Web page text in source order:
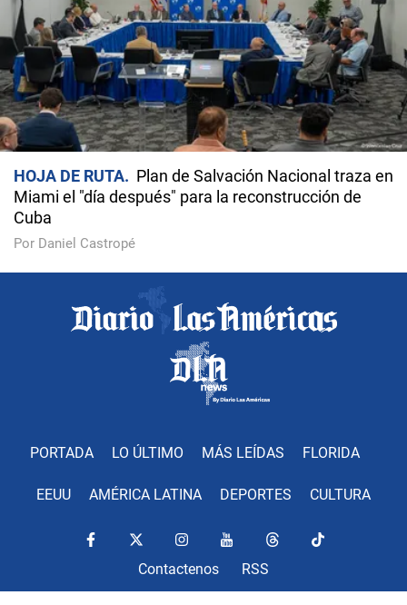
HOJA DE RUTA
Plan de Salvación Nacional traza en
Miami el "día después" para la reconstrucción de
Cuba
Por Daniel Castropé
PORTADA LO ÚLTIMO MÁS LEÍDAS FLORIDA
EEUU AMÉRICA LATINA DEPORTES CULTURA
Contactenos RSS